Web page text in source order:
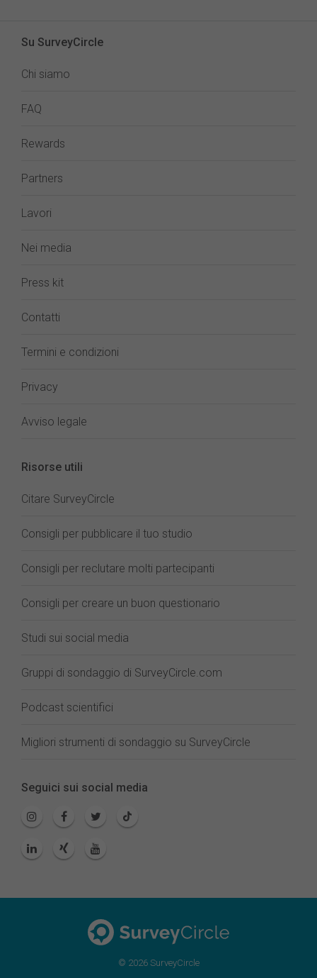
Su SurveyCircle
Chi siamo
FAQ
Rewards
Partners
Lavori
Nei media
Press kit
Contatti
Termini e condizioni
Privacy
Avviso legale
Risorse utili
Citare SurveyCircle
Consigli per pubblicare il tuo studio
Consigli per reclutare molti partecipanti
Consigli per creare un buon questionario
Studi sui social media
Gruppi di sondaggio di SurveyCircle.com
Podcast scientifici
Migliori strumenti di sondaggio su SurveyCircle
Seguici sui social media
© 2026 SurveyCircle